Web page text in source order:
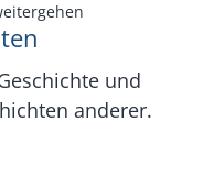
und
anderer.